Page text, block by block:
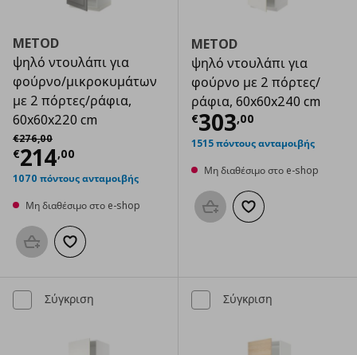
METOD
ψηλό ντουλάπι για
φούρνο/μικροκυμάτων
με 2 πόρτες/ράφια,
60x60x220 cm
€276,00
Αρχική τιμή
€214,00
Τρέχουσα τιμή € 214,00
1070 πόντους ανταμοιβής
Μη διαθέσιμο στο e-shop
Προσθήκη στο καλάθι
Προσθήκη στα αγαπημένα
METOD
ψηλό ντουλάπι για
φούρνο με 2 πόρτες/
ράφια, 60x60x240 cm
€303,00
Τρέχουσα
1515 πόντους ανταμοιβής
Μη διαθέσιμο στο e-shop
Προσθήκη στο καλάθι
Προσθήκη στα
Σύγκριση Σύγκριση